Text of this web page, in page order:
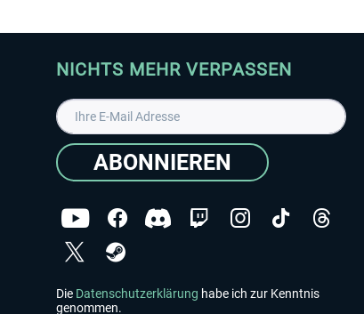
NICHTS MEHR VERPASSEN
ABONNIEREN
Die Datenschutzerklärung habe ich zur Kenntnis
genommen.